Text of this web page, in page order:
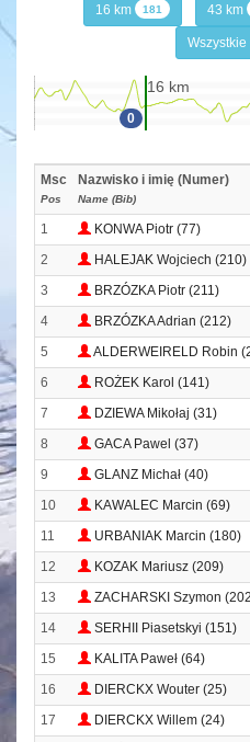
16 km 181 43 km
Wszystkie
0
16 km
Msc
Pos
Nazwisko i imię (Numer)
Name (Bib)
1 KONWA Piotr (77)
2 HALEJAK Wojciech (210)
3 BRZÓZKA Piotr (211)
4 BRZÓZKA Adrian (212)
5 ALDERWEIRELD Robin
6 ROŻEK Karol (141)
7 DZIEWA Mikołaj (31)
8 GACA Pawel (37)
9 GLANZ Michał (40)
10 KAWALEC Marcin (69)
11 URBANIAK Marcin (180)
12 KOZAK Mariusz (209)
13 ZACHARSKI Szymon
14 SERHII Piasetskyi (151)
15 KALITA Paweł (64)
16 DIERCKX Wouter (25)
17 DIERCKX Willem (24)